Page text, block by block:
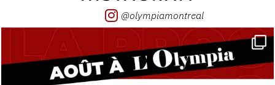
@olympiamontreal